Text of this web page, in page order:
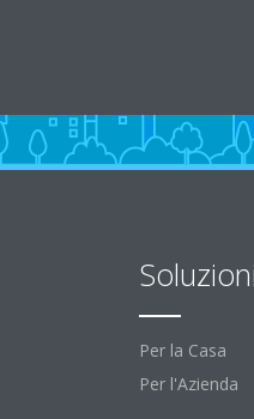
Soluzioni
Per la Casa
Per l'Azienda